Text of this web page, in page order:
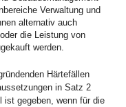
Verwaltung und
alternativ auch
die Leistung von
werden.
Härtefällen
in Satz 2
ist gegeben, wenn für die